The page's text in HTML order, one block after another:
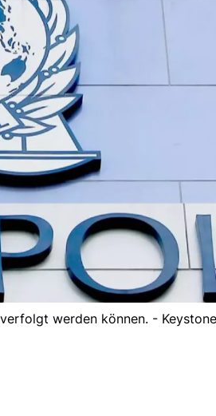
werden können. - Keystone